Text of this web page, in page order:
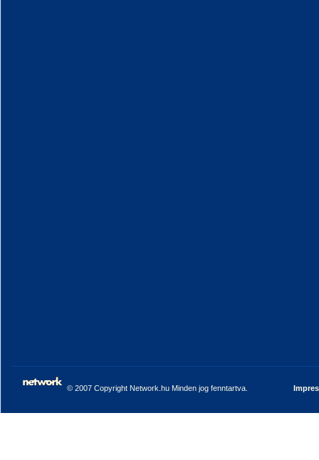
© 2007 Copyright Network.hu Minden jog fenntartva.